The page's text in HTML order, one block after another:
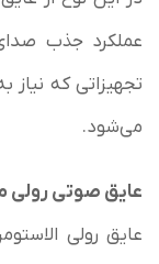
عملکرد جذب
تجهیزاتی که
می‌شود.
عایق صوتی رولی
عایق رولی